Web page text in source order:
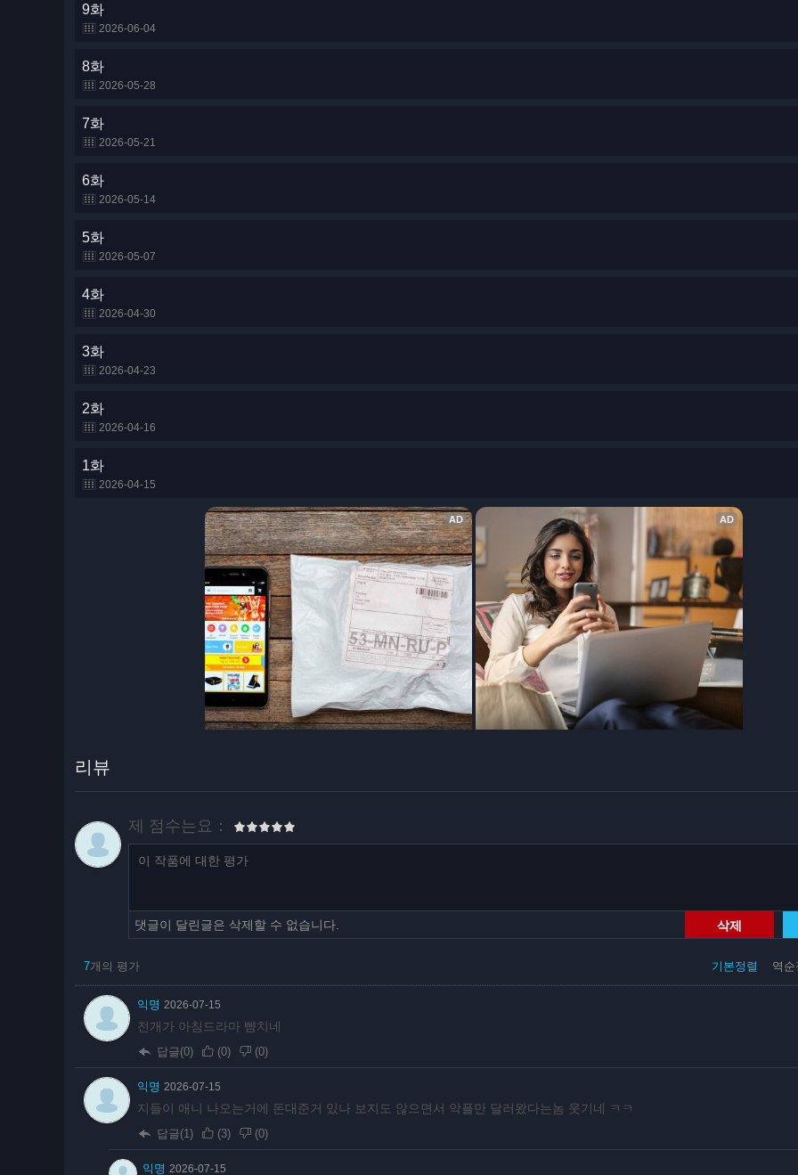
9화
2026-06-04
8화
2026-05-28
7화
2026-05-21
6화
2026-05-14
5화
2026-05-07
4화
2026-04-30
3화
2026-04-23
2화
2026-04-16
1화
2026-04-15
리뷰
제 점수는요：
삭제
댓글이 달린글은 삭제할 수 없습니다.
기본정렬 역순
7개의 평가
익명 2026-07-15
전개가 아침드라마 뺨치네
답글(0) (0) (0)
익명 2026-07-15
지들이 애니 나오는거에 돈대준거 있나 보지도 않으면서 악플만 달러왔다는놈 웃기네 ㅋㅋ
답글(1) (3) (0)
익명 2026-07-15